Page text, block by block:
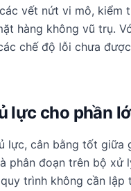
vết nứt vi mô, kiểm
hàng không vũ trụ.
chế độ lỗi chưa
lực cho phần
lực, cân bằng tốt giữa
phân đoạn trên bộ xử
trình không cần lập